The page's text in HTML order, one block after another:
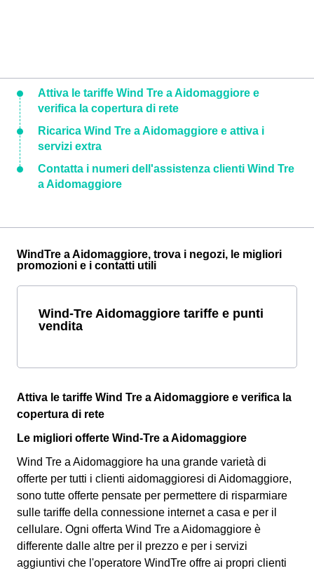
Attiva le tariffe Wind Tre a Aidomaggiore e
verifica la copertura di rete
Ricarica Wind Tre a Aidomaggiore e attiva i
servizi extra
Contatta i numeri dell'assistenza clienti Wind Tre
a Aidomaggiore
WindTre a Aidomaggiore, trova i negozi, le migliori
promozioni e i contatti utili
Wind-Tre Aidomaggiore tariffe e punti
vendita
Attiva le tariffe Wind Tre a Aidomaggiore e verifica la
copertura di rete
Le migliori offerte Wind-Tre a Aidomaggiore
Wind Tre a Aidomaggiore ha una grande varietà di
offerte per tutti i clienti aidomaggioresi di Aidomaggiore,
sono tutte offerte pensate per permettere di risparmiare
sulle tariffe della connessione internet a casa e per il
cellulare. Ogni offerta Wind Tre a Aidomaggiore è
differente dalle altre per il prezzo e per i servizi
aggiuntivi che l'operatore WindTre offre ai propri clienti